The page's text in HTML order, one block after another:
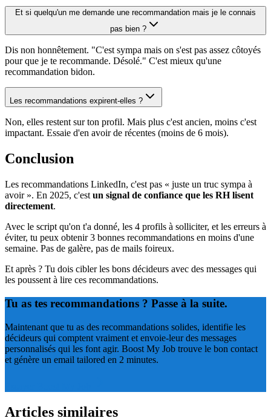
Et si quelqu'un me demande une recommandation mais je le connais
pas bien ?
Dis non honnêtement. "C'est sympa mais on s'est pas assez côtoyés
pour que je te recommande. Désolé." C'est mieux qu'une
recommandation bidon.
Les recommandations expirent-elles ?
Non, elles restent sur ton profil. Mais plus c'est ancien, moins c'est
impactant. Essaie d'en avoir de récentes (moins de 6 mois).
Conclusion
Les recommandations LinkedIn, c'est pas « juste un truc sympa à
avoir ». En 2025, c'est un signal de confiance que les RH lisent
directement.
Avec le script qu'on t'a donné, les 4 profils à solliciter, et les erreurs à
éviter, tu peux obtenir 3 bonnes recommandations en moins d'une
semaine. Pas de galère, pas de mails foireux.
Et après ? Tu dois cibler les bons décideurs avec des messages qui
les poussent à lire ces recommandations.
Tu as tes recommandations ? Passe à la suite.
Maintenant que tu as des recommandations solides, identifie les
décideurs qui comptent vraiment et envoie-leur des messages
personnalisés qui les font agir. Boost My Job trouve le bon contact
et génère un email tailored en 2 minutes.
Articles similaires